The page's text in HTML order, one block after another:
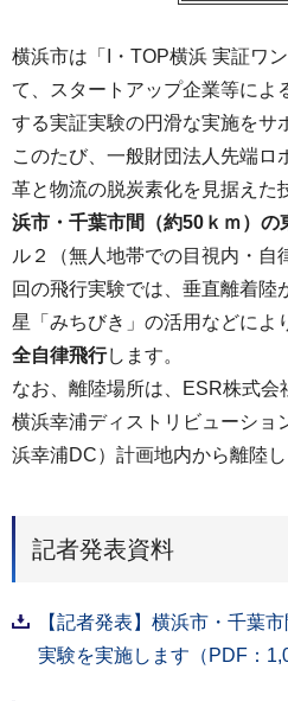
横浜市は「I・TOP横浜 実証ワ
て、スタートアップ企業等によ
する実証実験の円滑な実施をサ
このたび、一般財団法人先端ロ
革と物流の脱炭素化を見据えた
浜市・千葉市間（約50ｋｍ）の
ル２（無人地帯での目視内・自
回の飛行実験では、垂直離着陸
星「みちびき」の活用などによ
全自律飛行します。
なお、離陸場所は、ESR株式
横浜幸浦ディストリビューショ
浜幸浦DC）計画地内から離陸し
記者発表資料
【記者発表】横浜市・千葉
実験を実施します（PDF：